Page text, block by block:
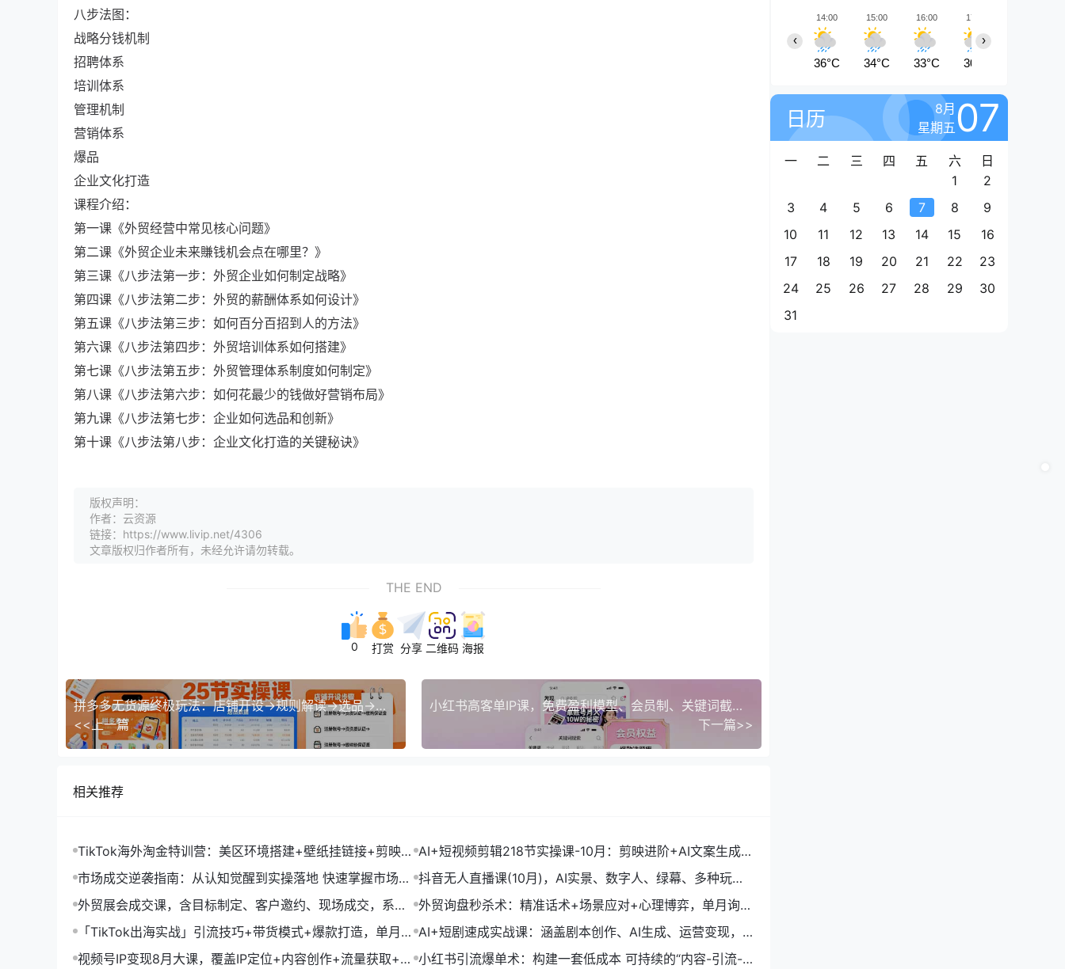
八步法图：
战略分钱机制
招聘体系
培训体系
管理机制
营销体系
爆品
企业文化打造
课程介绍：
第一课《外贸经营中常见核心问题》
第二课《外贸企业未来賺钱机会点在哪里？》
第三课《八步法第一步：外贸企业如何制定战略》
第四课《八步法第二步：外贸的薪酬体系如何设计》
第五课《八步法第三步：如何百分百招到人的方法》
第六课《八步法第四步：外贸培训体系如何搭建》
第七课《八步法第五步：外贸管理体系制度如何制定》
第八课《八步法第六步：如何花最少的钱做好营销布局》
第九课《八步法第七步：企业如何选品和创新》
第十课《八步法第八步：企业文化打造的关键秘诀》
版权声明：
作者：云资源
链接：https://www.livip.net/4306
文章版权归作者所有，未经允许请勿转载。
THE END
0 打赏 分享 二维码 海报
拼多多无货源终极玩法：店铺开设→规则解读→选品→售后全链路,25节实操课
<<上一篇
小红书高客单IP课，免费盈利模型、会员制、关键词截流，单账号月入10万+
下一篇>>
相关推荐
TikTok海外淘金特训营：美区环境搭建+壁纸挂链接+剪映数
字人，月入1.5万
AI+短视频剪辑218节实操课-10月：剪映进阶+AI文案生成
+账号运营，月入2万
市场成交逆袭指南：从认知觉醒到实操落地 快速掌握市场开
拓与成交核心能力
抖音无人直播课(10月)，AI实景、数字人、绿幕、多种玩
法、24小时自动盈利
外贸展会成交课，含目标制定、客户邀约、现场成交，系统
化SOP提升参展ROI
外贸询盘秒杀术：精准话术+场景应对+心理博弈，单月询盘
转化率提升200%
「TikTok出海实战」引流技巧+带货模式+爆款打造，单月变
现10万+秘籍
AI+短剧速成实战课：涵盖剧本创作、AI生成、运营变现，
单部剧收益破万
视频号IP变现8月大课，覆盖IP定位+内容创作+流量获取+合 小红书引流爆单术：构建一套低成本 可持续的“内容-引流-
14:00
36°C
15:00
34°C
16:00
33°C
17:00
30°C
‹ ›
日历
8月
星期五07
一 二 三 四 五 六
日
1
2
3
4 5 6 7 8
9
10
11 12 13 14 15
16
17
18 19 20 21 22
23
24
25 26 27 28 29
30
31